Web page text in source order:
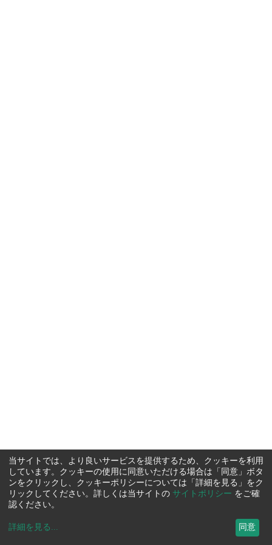
当サイトでは、より良いサービスを提供するため、クッキーを利用
しています。クッキーの使用に同意いただける場合は「同意」ボタ
ンをクリックし、クッキーポリシーについては「詳細を見る」をク
リックしてください。詳しくは当サイトの サイトポリシー をご確
認ください。
詳細を見る ... 同意